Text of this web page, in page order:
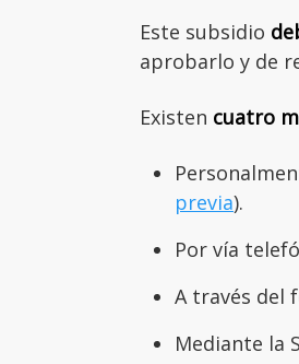
Este subsidio
aprobarlo y de
Existen cuatro
previa).
Por vía
A través del
Mediante la